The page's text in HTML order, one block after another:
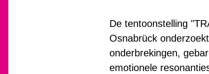
De tentoonstelling
Osnabrück
onderbrekingen,
emotionele